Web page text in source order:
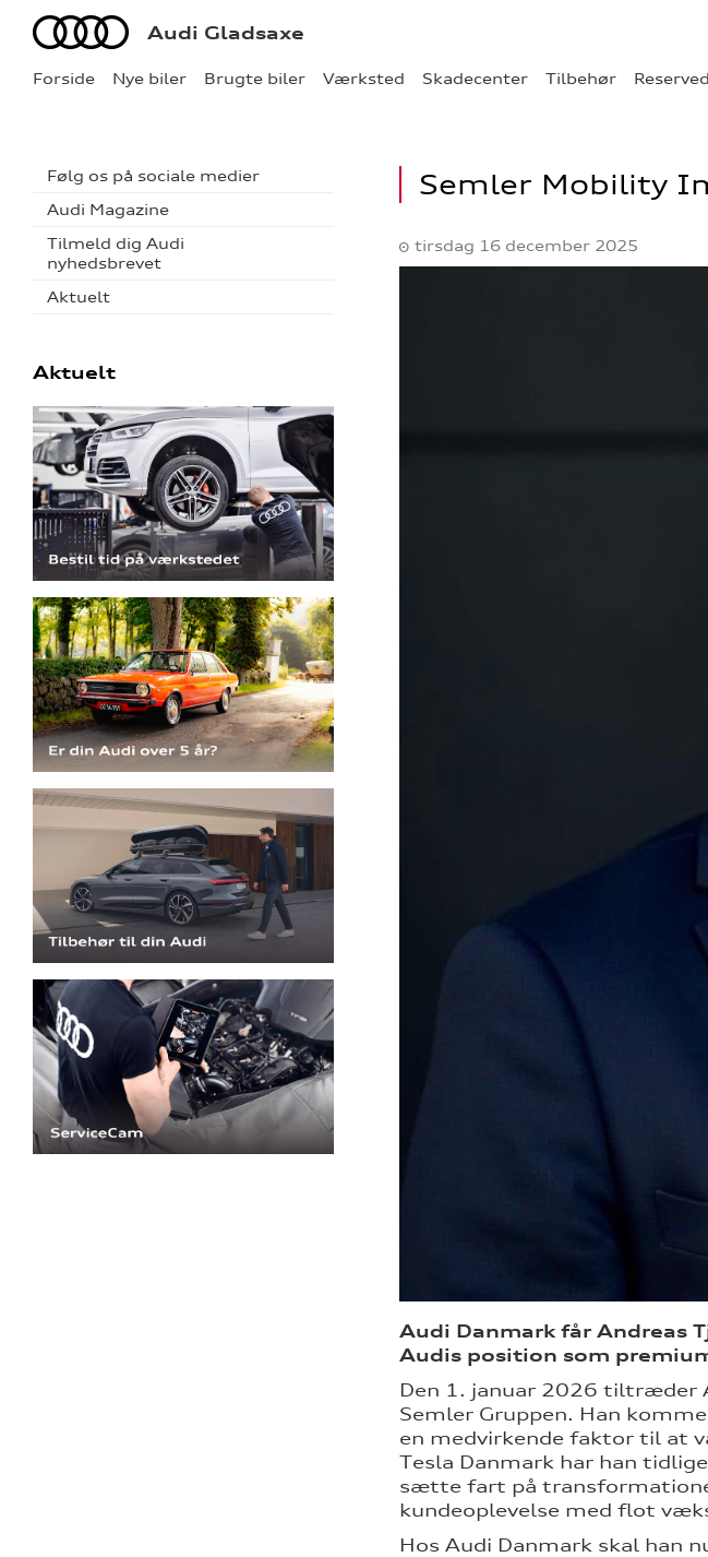
Forside Nye biler Brugte biler Værksted Skadecenter Tilbehør
Audi Audi Gladsaxe
Følg os på sociale medier
Audi Magazine
Tilmeld dig Audi
nyhedsbrevet
Aktuelt
Aktuelt
Semler Mobility
tirsdag 16 december 2025
Audi Danmark får Andreas
Audis position som
Den 1. januar 2026 tiltræder
Semler Gruppen. Han
en medvirkende faktor til at
Tesla Danmark har han
sætte fart på
kundeoplevelse med flot
Hos Audi Danmark skal han